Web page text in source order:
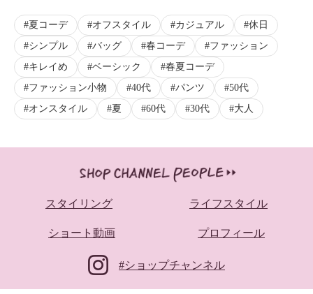
夏コーデ オフスタイル カジュアル
休日
シンプル
バッグ 春コーデ
ファッション
キレイめ
ベーシック
春夏コーデ
ファッション小物
40代 パンツ
50代
オンスタイル
夏 60代 30代 大人
スタイリング ライフスタイル
ショート動画 プロフィール
#ショップチャンネル